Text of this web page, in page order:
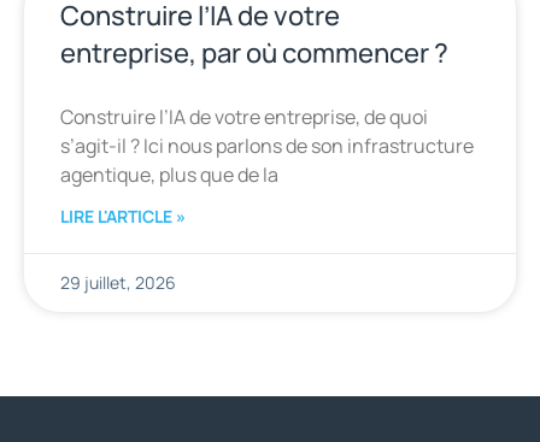
Construire l’IA de votre
entreprise, par où commencer ?
Construire l’IA de votre entreprise, de quoi
s’agit-il ? Ici nous parlons de son infrastructure
agentique, plus que de la
LIRE L'ARTICLE »
29 juillet, 2026